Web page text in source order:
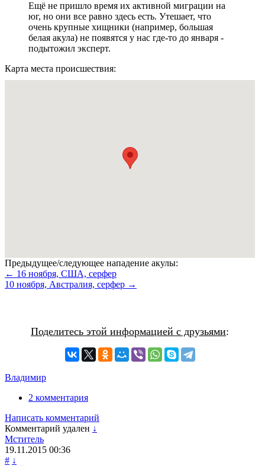
Ещё не пришло время их активной миграции на
юг, но они все равно здесь есть. Утешает, что
очень крупные хищники (например, большая
белая акула) не появятся у нас где-то до января -
подытожил эксперт.
Карта места происшествия:
Предыдущее/следующее нападение акулы:
← 16 ноября, США, серфер
10 ноября, Австралия, серфер →
Поделитесь этой информацией с друзьями:
Владимир
2 комментария
Написать комментарий
Комментарий удален ↓
Мститель
19.11.2015 00:36
# ↓